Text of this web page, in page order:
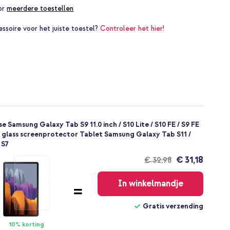
meerdere toestellen
voor het juiste toestel?Controleer het hier!
Galaxy Tab S9 11.0 inch / S10 Lite / S10 FE / S9 FE
screenprotector Tablet Samsung Galaxy Tab S11 /
10% korting
€ 32,98
Gratis
verzending
€ 31,18
In winkelmandje
Gratis verzending